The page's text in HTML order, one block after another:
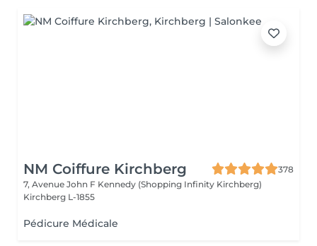
NM Coiffure Kirchberg
378
7, Avenue John F Kennedy (Shopping Infinity Kirchberg)
Kirchberg L-1855
Pédicure Médicale